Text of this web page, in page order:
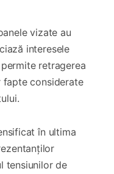
vizate au
interesele
retragerea
fapte considerate
în ultima
tensiunilor de